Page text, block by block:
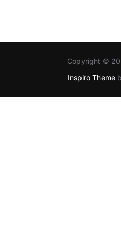
Copyright ©
Inspiro Theme